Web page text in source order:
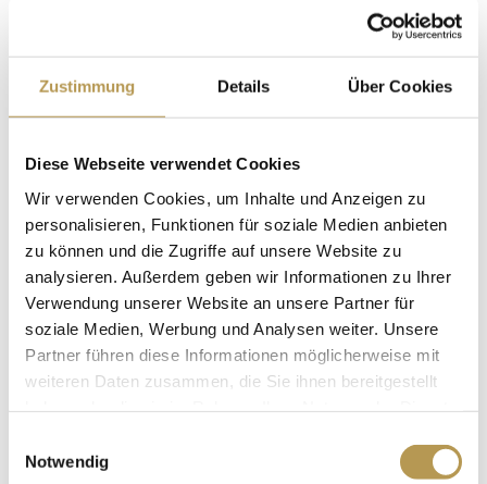
Zustimmung Details Über Cookies
Diese Webseite verwendet Cookies
Wir verwenden Cookies, um Inhalte und Anzeigen zu
personalisieren, Funktionen für soziale Medien anbieten
zu können und die Zugriffe auf unsere Website zu
analysieren. Außerdem geben wir Informationen zu Ihrer
Verwendung unserer Website an unsere Partner für
soziale Medien, Werbung und Analysen weiter. Unsere
Partner führen diese Informationen möglicherweise mit
weiteren Daten zusammen, die Sie ihnen bereitgestellt
Notwendig
sauna and Roman steam bath are the perfect
complement for a cozy sense of well-being. In summer,
visitors can gaze into the Ammerland sky from the sun
terrace and get a natural tan.
treatments by prior appointment. The applications are
carried out with the product lines of BABOR ®
cosmetics. Dive into the world of well-being. Sea view
included!